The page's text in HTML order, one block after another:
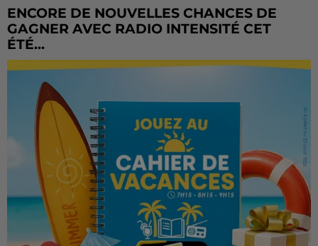
ENCORE DE NOUVELLES CHANCES DE
GAGNER AVEC RADIO INTENSITÉ CET
ÉTÉ...